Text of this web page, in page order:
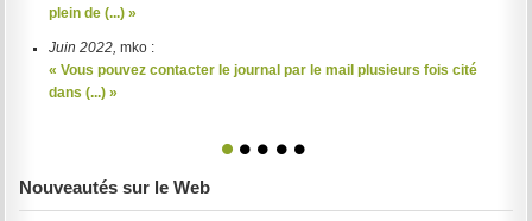
plein de (...) »
Juin 2022, mko :
« Vous pouvez contacter le journal par le mail plusieurs fois cité
dans (...) »
1 2 3 4 5
Nouveautés sur le Web